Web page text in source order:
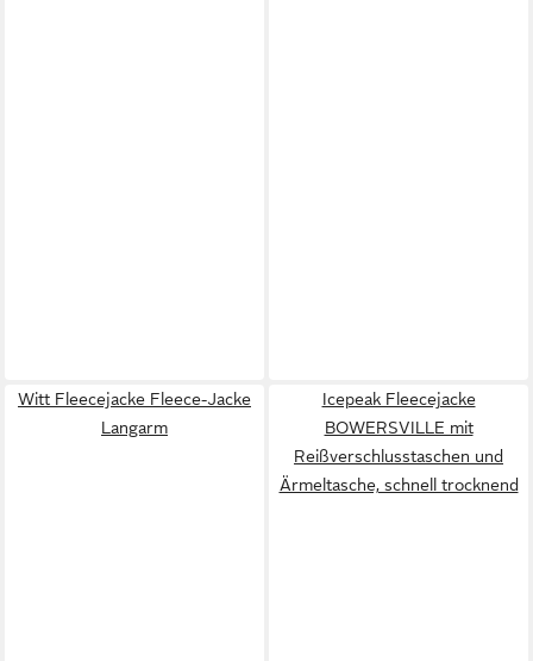
Witt Fleecejacke Fleece-Jacke
Langarm
Icepeak Fleecejacke
BOWERSVILLE mit
Reißverschlusstaschen und
Ärmeltasche, schnell trocknend